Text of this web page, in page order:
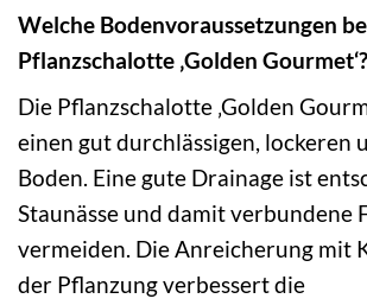
Welche Bodenvoraussetzungen
Pflanzschalotte ‚Golden Gourmet‘?
Die Pflanzschalotte ‚Golden
einen gut durchlässigen, lockeren
Boden. Eine gute Drainage ist
Staunässe und damit verbundene
vermeiden. Die Anreicherung mit
der Pflanzung verbessert die